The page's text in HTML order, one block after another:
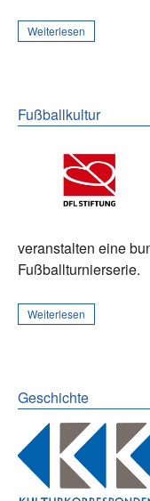
Weiterlesen
Fußballkultur
veranstalten eine
Fußballturnierserie.
Weiterlesen
Geschichte